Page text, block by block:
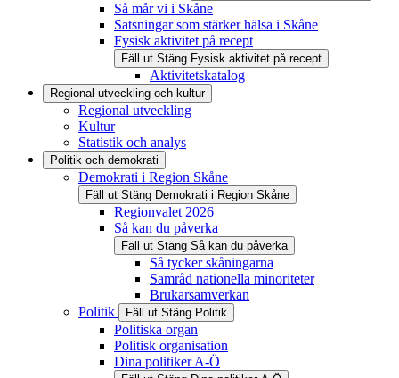
Så mår vi i Skåne
Satsningar som stärker hälsa i Skåne
Fysisk aktivitet på recept
Fäll ut Stäng Fysisk aktivitet på recept
Aktivitetskatalog
Regional utveckling och kultur
Regional utveckling
Kultur
Statistik och analys
Politik och demokrati
Demokrati i Region Skåne
Fäll ut Stäng Demokrati i Region Skåne
Regionvalet 2026
Så kan du påverka
Fäll ut Stäng Så kan du påverka
Så tycker skåningarna
Samråd nationella minoriteter
Brukarsamverkan
Politik
Fäll ut Stäng Politik
Politiska organ
Politisk organisation
Dina politiker A-Ö